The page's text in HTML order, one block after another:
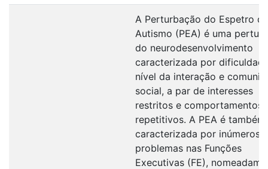
A Perturbação do Espetro
Autismo (PEA) é uma
do neurodesenvolvimento
caracterizada por
nível da interação e
social, a par de interesses
restritos e comportamentos
repetitivos. A PEA é também
caracterizada por inúmeros
problemas nas Funções
Executivas (FE),